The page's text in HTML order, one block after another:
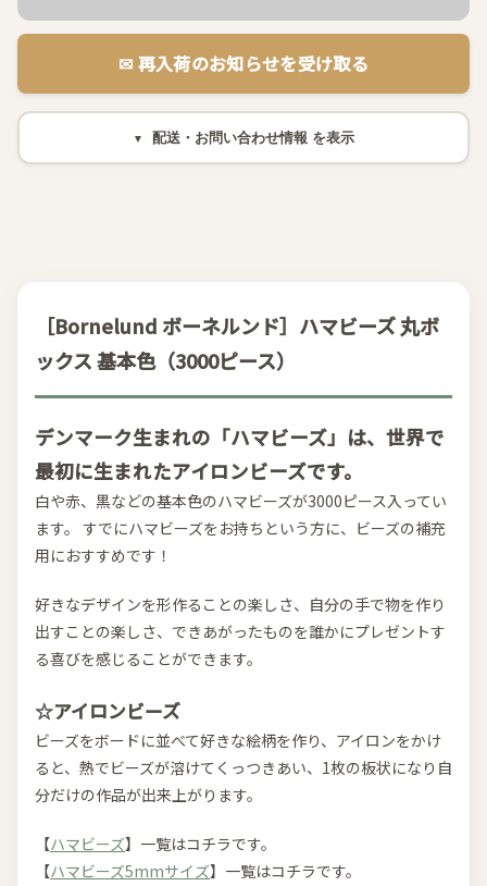
✉︎ 再入荷のお知らせを受け取る
配送・お問い合わせ情報
［Bornelund ボーネルンド］ハマビーズ 丸ボ
ックス 基本色（3000ピース）
デンマーク生まれの「ハマビーズ」は、世界で
最初に生まれたアイロンビーズです。
白や赤、黒などの基本色のハマビーズが3000ピース入ってい
ます。 すでにハマビーズをお持ちという方に、ビーズの補充
用におすすめです！
好きなデザインを形作ることの楽しさ、自分の手で物を作り
出すことの楽しさ、できあがったものを誰かにプレゼントす
る喜びを感じることができます。
☆アイロンビーズ
ビーズをボードに並べて好きな絵柄を作り、アイロンをかけ
ると、熱でビーズが溶けてくっつきあい、1枚の板状になり自
分だけの作品が出来上がります。
【ハマビーズ】一覧はコチラです。
【ハマビーズ5mmサイズ】一覧はコチラです。